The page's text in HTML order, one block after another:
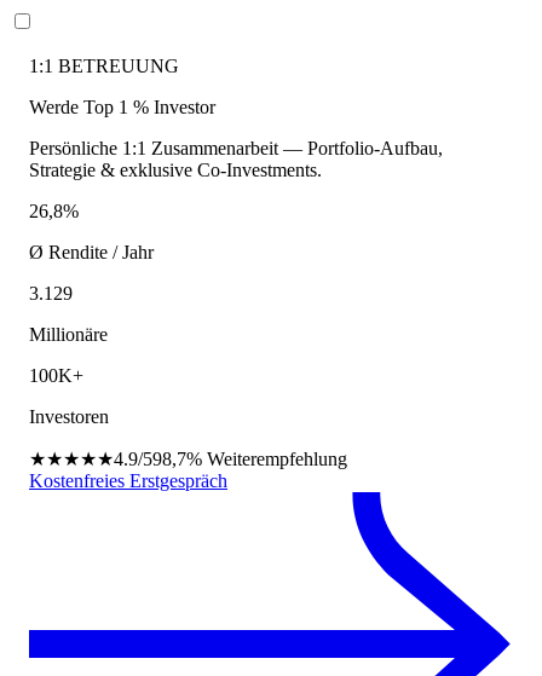
1:1 BETREUUNG
Werde Top 1 % Investor
Persönliche 1:1 Zusammenarbeit — Portfolio-Aufbau,
Strategie & exklusive Co-Investments.
26,8%
Ø Rendite / Jahr
3.129
Millionäre
100K+
Investoren
★★★★★4.9/598,7% Weiterempfehlung
Kostenfreies Erstgespräch